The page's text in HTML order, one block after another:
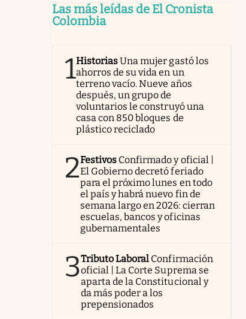
Las más leídas de El Cronista
Colombia
1HistoriasUna mujer gastó los
ahorros de su vida en un
terreno vacío. Nueve años
después, un grupo de
voluntarios le construyó una
casa con 850 bloques de
plástico reciclado
2Festivos Confirmado y oficial |
El Gobierno decretó feriado
para el próximo lunes en todo
el país y habrá nuevo fin de
semana largo en 2026: cierran
escuelas, bancos y oficinas
gubernamentales
3Tributo Laboral Confirmación
oficial | La Corte Suprema se
aparta de la Constitucional y
da más poder a los
prepensionados